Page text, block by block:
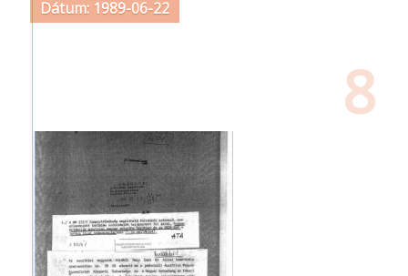
Dátum: 1989-06-22
8